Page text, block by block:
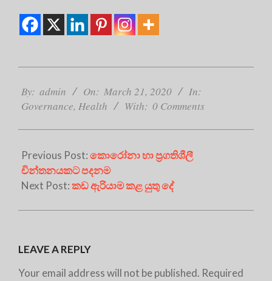
03-
21
By: admin On: March 21, 2020
In:
Governance, Health With: 0 Comments
Previous Post:කොරෝනා හා ප්‍රගතිශීලී
චින්තනයකට පදනම
Next Post:කඩ ඇරියාම කළ යුතු දේ
LEAVE A REPLY
Your email address will not be published. Required